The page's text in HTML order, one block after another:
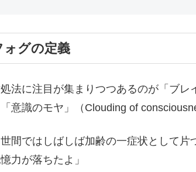
ォグの定義
法に注目が集まりつつあるのが「ブレ
意識のモヤ」（Clouding of
間ではしばしば加齢の一症状として片
力が落ちたよ」